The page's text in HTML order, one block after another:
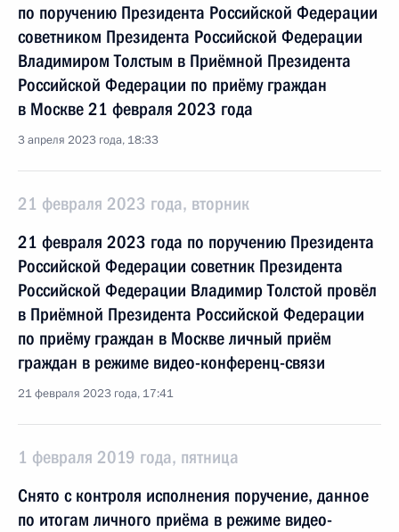
по поручению Президента Российской Федерации
советником Президента Российской Федерации
Владимиром Толстым в Приёмной Президента
Российской Федерации по приёму граждан
в Москве 21 февраля 2023 года
3 апреля 2023 года, 18:33
21 февраля 2023 года, вторник
21 февраля 2023 года по поручению Президента
Российской Федерации советник Президента
Российской Федерации Владимир Толстой провёл
в Приёмной Президента Российской Федерации
по приёму граждан в Москве личный приём
граждан в режиме видео-конференц-связи
21 февраля 2023 года, 17:41
1 февраля 2019 года, пятница
Снято с контроля исполнения поручение, данное
по итогам личного приёма в режиме видео-